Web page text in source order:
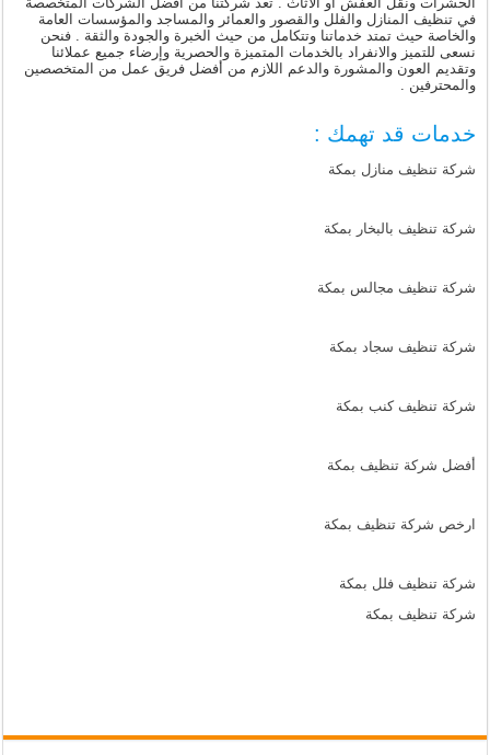
في تنظيف المنازل والفلل والقصور والعمائر والمساجد والمؤسسات العامة
والخاصة حيث تمتد خدماتنا وتتكامل من حيث الخبرة والجودة والثقة . فنحن
نسعى للتميز والانفراد بالخدمات المتميزة والحصرية وإرضاء جميع عملائنا
وتقديم العون والمشورة والدعم اللازم من أفضل فريق عمل من المتخصصين
والمحترفين .
خدمات قد تهمك :
شركة تنظيف منازل بمكة
شركة تنظيف بالبخار بمكة
شركة تنظيف مجالس بمكة
شركة تنظيف سجاد بمكة
شركة تنظيف كنب بمكة
أفضل شركة تنظيف بمكة
ارخص شركة تنظيف بمكة
شركة تنظيف فلل بمكة
شركة تنظيف بمكة